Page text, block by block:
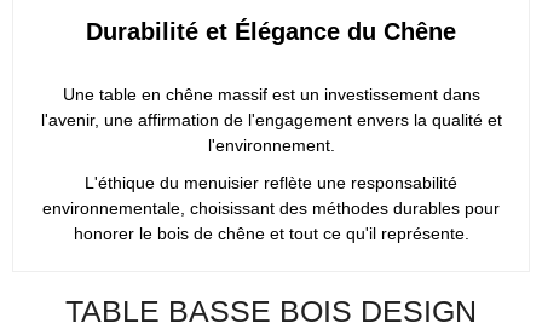
Durabilité et Élégance du Chêne
Une table en chêne massif est un investissement dans
l'avenir, une affirmation de l'engagement envers la qualité et
l'environnement.
L'éthique du menuisier reflète une responsabilité
environnementale, choisissant des méthodes durables pour
honorer le bois de chêne et tout ce qu'il représente.
TABLE BASSE BOIS DESIGN